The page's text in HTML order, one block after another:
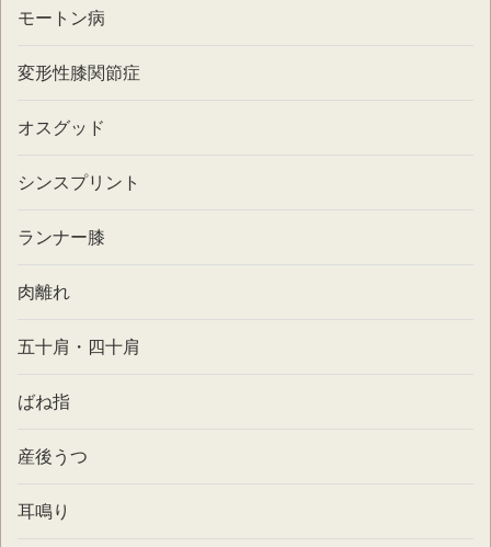
モートン病
変形性膝関節症
オスグッド
シンスプリント
ランナー膝
肉離れ
五十肩・四十肩
ばね指
産後うつ
耳鳴り